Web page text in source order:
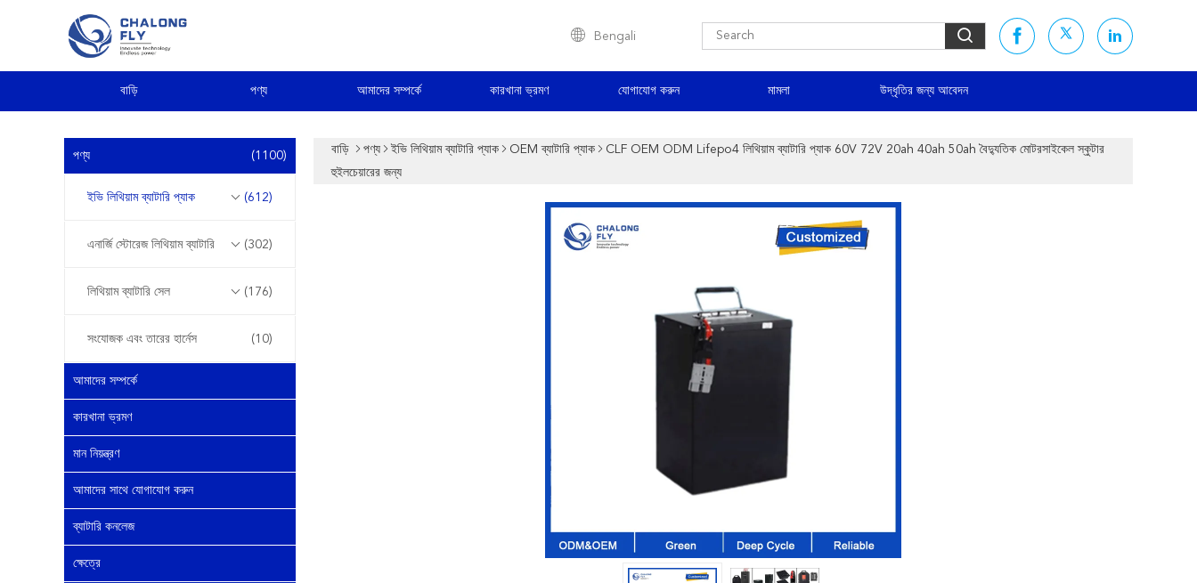
Bengali
বাড়ি পণ্য আমাদের সম্পর্কে কারখানা ভ্রমণ যোগাযোগ করুন মামলা উদ্ধৃতির জন্য আবেদন
পণ্য (1100)
ইভি লিথিয়াম ব্যাটারি প্যাক (612)
এনার্জি স্টোরেজ লিথিয়াম ব্যাটারি (302)
লিথিয়াম ব্যাটারি সেল (176)
সংযোজক এবং তারের হার্নেস (10)
আমাদের সম্পর্কে
কারখানা ভ্রমণ
মান নিয়ন্ত্রণ
আমাদের সাথে যোগাযোগ করুন
ব্যাটারি কনলেজ
ক্ষেত্রে
বাড়ি পণ্য ইভি লিথিয়াম ব্যাটারি প্যাক OEM ব্যাটারি প্যাক
CLF OEM ODM Lifepo4 লিথিয়াম ব্যাটারি প্যাক 60V 72V 20ah 40ah 50ah বৈদ্যুতিক মোটরসাইকেল স্কুটার
হুইলচেয়ারের জন্য